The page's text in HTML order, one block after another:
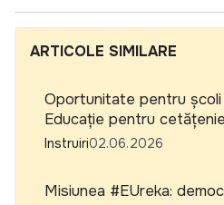
ARTICOLE SIMILARE
Oportunitate pentru școli
Educație pentru
Instruiri02.06.2026
Misiunea #EUreka: